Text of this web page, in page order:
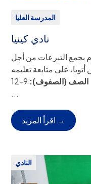
المدرسة العليا
نادي كينيا
بجمع التبرعات من أجل
الصف (الصفوف):
الجامعي (النقل العام أو
تقوم بجمع التبرعات
أتويا، على متابعة
اهتماماته مؤخراً
التي تؤثر على الشابات
...
اقرأ المزيد →
النادي